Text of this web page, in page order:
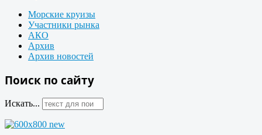
Морские круизы
Участники рынка
АКО
Архив
Архив новостей
Поиск по сайту
Искать...